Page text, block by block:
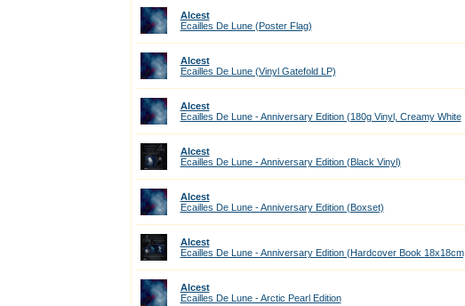
Alcest
Ecailles De Lune (Poster Flag)
Alcest
Ecailles De Lune (Vinyl Gatefold LP)
Alcest
Ecailles De Lune - Anniversary Edition (180g Vinyl, Creamy White
Alcest
Ecailles De Lune - Anniversary Edition (Black Vinyl)
Alcest
Ecailles De Lune - Anniversary Edition (Boxset)
Alcest
Ecailles De Lune - Anniversary Edition (Hardcover Book 18x18cm,
Alcest
Ecailles De Lune - Arctic Pearl Edition